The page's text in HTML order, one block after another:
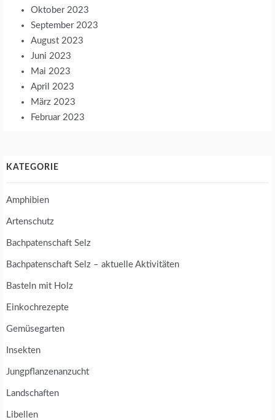
Oktober 2023
September 2023
August 2023
Juni 2023
Mai 2023
April 2023
März 2023
Februar 2023
KATEGORIE
Amphibien
Artenschutz
Bachpatenschaft Selz
Bachpatenschaft Selz – aktuelle Aktivitäten
Basteln mit Holz
Einkochrezepte
Gemüsegarten
Insekten
Jungpflanzenanzucht
Landschaften
Libellen